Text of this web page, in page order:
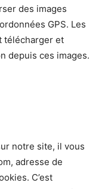
des images
GPS. Les
télécharger et
depuis ces images.
notre site, il vous
adresse de
C’est